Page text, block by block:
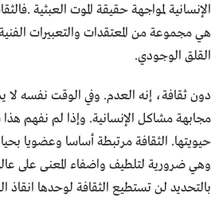
الإنسانية لمواجهة حقيقة الموت العبثية
هي مجموعة من المعتقدات والتعبيرات
القلق الوجودي.
دون ثقافة، إنه العدم. وفي الوقت نفسه لا
مجابهة مشاكل الإنسانية. وإذا لم نفهم
حيويتها. الثقافة مرتبطة أساسا وعضويا
وهي ضرورية لتلطيف واضفاء المعنى على
بالتحديد لن تستطيع الثقافة لوحدها انقاذ